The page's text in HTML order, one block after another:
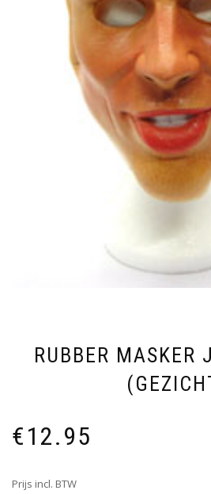
RUBBER MASKER
€12.95
Prijs incl. BTW